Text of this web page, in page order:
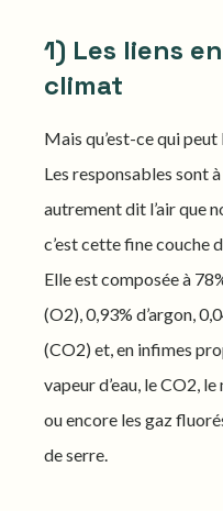
1) Les liens
climat
Mais qu’est-ce qui
Les responsables sont
autrement dit l’air que
c’est cette fine couche
Elle est composée à
(O2), 0,93% d’argon,
(CO2) et, en infimes
vapeur d’eau, le CO2,
ou encore les gaz
de serre.